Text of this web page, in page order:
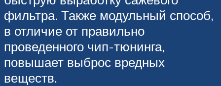
фильтра. Также модульный способ,
в отличие от правильно
проведенного чип-тюнинга,
повышает выброс вредных
веществ.